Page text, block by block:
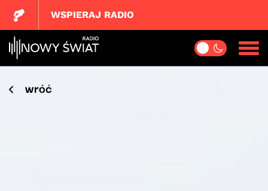
WSPIERAJ RADIO
wróć